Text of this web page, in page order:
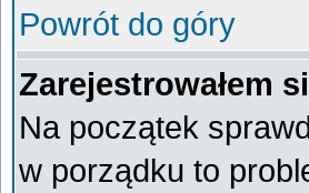
Powrót do góry
Zarejestrowałem
Na początek
w porządku to